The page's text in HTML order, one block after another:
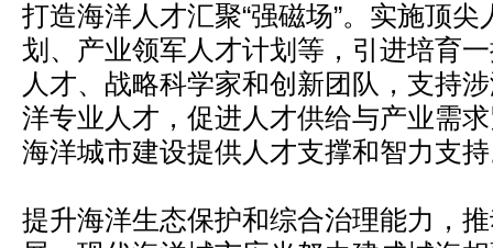
打造海洋人才汇聚“强磁场”。实施顶
划、产业领军人才计划等，引进培育
人才、战略科学家和创新团队，支持
洋专业人才，促进人才供给与产业需
海洋城市建设提供人才支撑和智力支
提升海洋生态保护和综合治理能力，